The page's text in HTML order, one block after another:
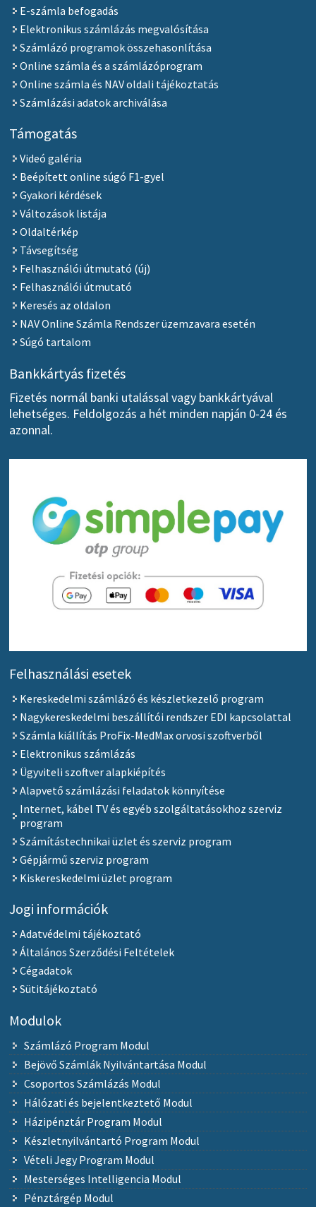
E-számla befogadás
Elektronikus számlázás megvalósítása
Számlázó programok összehasonlítása
Online számla és a számlázóprogram
Online számla és NAV oldali tájékoztatás
Számlázási adatok archiválása
Támogatás
Videó galéria
Beépített online súgó F1-gyel
Gyakori kérdések
Változások listája
Oldaltérkép
Távsegítség
Felhasználói útmutató (új)
Felhasználói útmutató
Keresés az oldalon
NAV Online Számla Rendszer üzemzavara esetén
Súgó tartalom
Bankkártyás fizetés
Fizetés normál banki utalással vagy bankkártyával
lehetséges. Feldolgozás a hét minden napján 0-24 és
azonnal.
Felhasználási esetek
Kereskedelmi számlázó és készletkezelő program
Nagykereskedelmi beszállítói rendszer EDI kapcsolattal
Számla kiállítás ProFix-MedMax orvosi szoftverből
Elektronikus számlázás
Ügyviteli szoftver alapkiépítés
Alapvető számlázási feladatok könnyítése
Internet, kábel TV és egyéb szolgáltatásokhoz szerviz
program
Számítástechnikai üzlet és szerviz program
Gépjármű szerviz program
Kiskereskedelmi üzlet program
Jogi információk
Adatvédelmi tájékoztató
Általános Szerződési Feltételek
Cégadatok
Sütitájékoztató
Modulok
Számlázó Program Modul
Bejövő Számlák Nyilvántartása Modul
Csoportos Számlázás Modul
Hálózati és bejelentkeztető Modul
Házipénztár Program Modul
Készletnyilvántartó Program Modul
Vételi Jegy Program Modul
Mesterséges Intelligencia Modul
Pénztárgép Modul